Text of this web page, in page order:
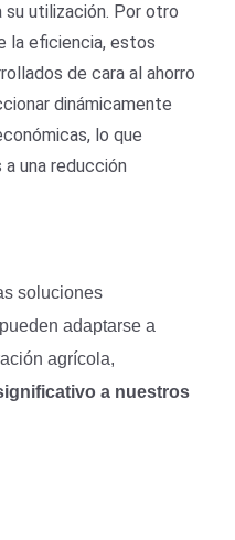
utilización. Por otro
la eficiencia, estos
de cara al ahorro
dinámicamente
lo que
una reducción
soluciones
adaptarse a
agrícola,
a nuestros